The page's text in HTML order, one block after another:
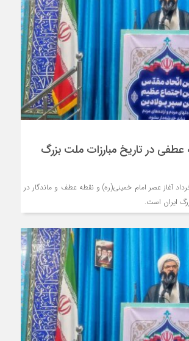
عطفی در تاریخ مبارزات ملت بزرگ
آغاز عصر امام خمینی(ره) و نقطه عطف و ماندگار در
ایران است.